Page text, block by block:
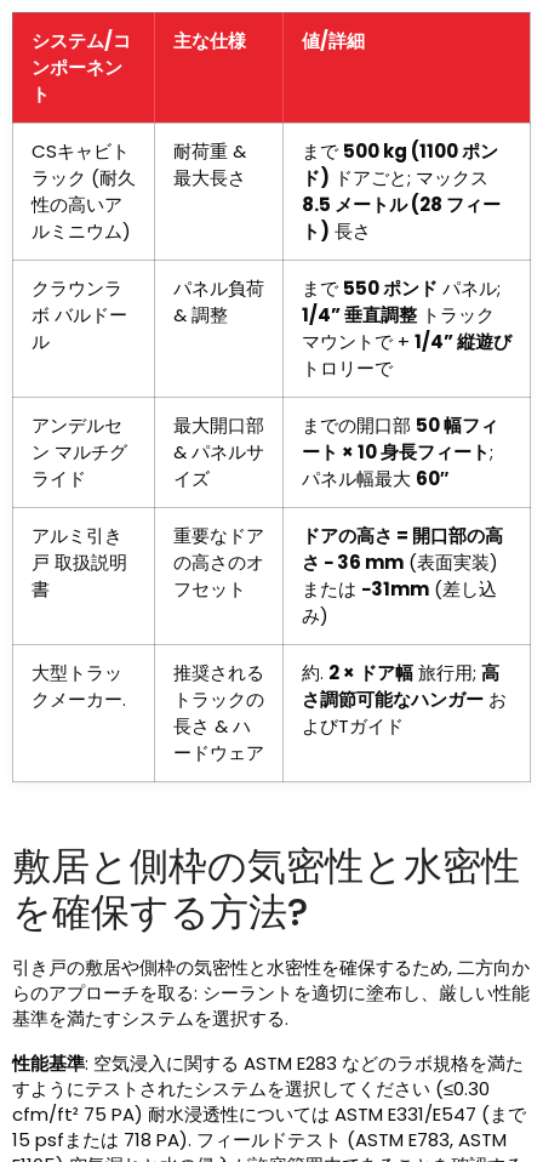
システム/コ
ンポーネン
ト
主な仕様 値/詳細
CSキャビト
ラック (耐久
性の高いア
ルミニウム)
耐荷重 &
最大長さ
まで 500 kg (1100 ポン
ド) ドアごと; マックス
8.5 メートル (28 フィー
ト) 長さ
クラウンラ
ボ バルドー
ル
パネル負荷
& 調整
まで 550 ポンド パネル;
1/4” 垂直調整 トラック
マウントで + 1/4” 縦遊び
トロリーで
アンデルセ
ン マルチグ
ライド
最大開口部
& パネルサ
イズ
までの開口部 50 幅フィ
ート × 10 身長フィート;
パネル幅最大 60″
アルミ引き
戸 取扱説明
書
重要なドア
の高さのオ
フセット
ドアの高さ = 開口部の高
さ − 36 mm (表面実装)
または −31mm (差し込
み)
大型トラッ
クメーカー.
推奨される
トラックの
長さ & ハ
ードウェア
約. 2 × ドア幅旅行用; 高
さ調節可能なハンガー お
よびTガイド
敷居と側枠の気密性と水密性
を確保する方法?
引き戸の敷居や側枠の気密性と水密性を確保するため, 二方向か
らのアプローチを取る: シーラントを適切に塗布し、厳しい性能
基準を満たすシステムを選択する.
性能基準: 空気浸入に関する ASTM E283 などのラボ規格を満た
すようにテストされたシステムを選択してください (≤0.30
cfm/ft² 75 PA) 耐水浸透性については ASTM E331/E547 (まで
15 psfまたは 718 PA). フィールドテスト (ASTM E783, ASTM